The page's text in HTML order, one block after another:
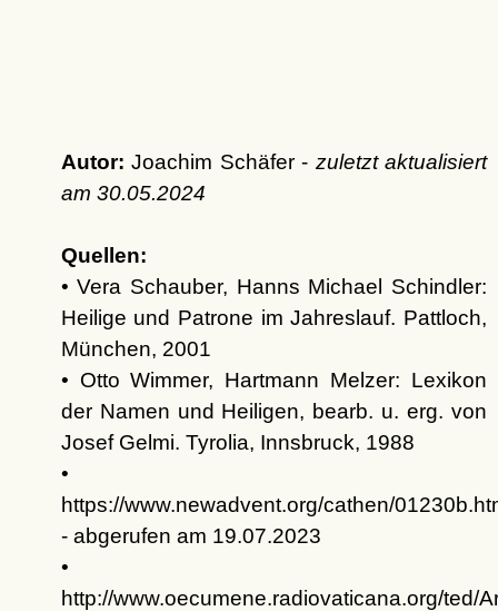
Autor: Joachim Schäfer - zuletzt aktualisiert
am 30.05.2024
Quellen:
• Vera Schauber, Hanns Michael Schindler:
Heilige und Patrone im Jahreslauf. Pattloch,
München, 2001
• Otto Wimmer, Hartmann Melzer: Lexikon
der Namen und Heiligen, bearb. u. erg. von
Josef Gelmi. Tyrolia, Innsbruck, 1988
•
https://www.newadvent.org/cathen/
- abgerufen am 19.07.2023
•
http://www.oecumene.radiovaticana.org/ted/